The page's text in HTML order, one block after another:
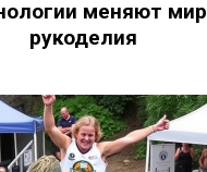
меняют мир
рукоделия